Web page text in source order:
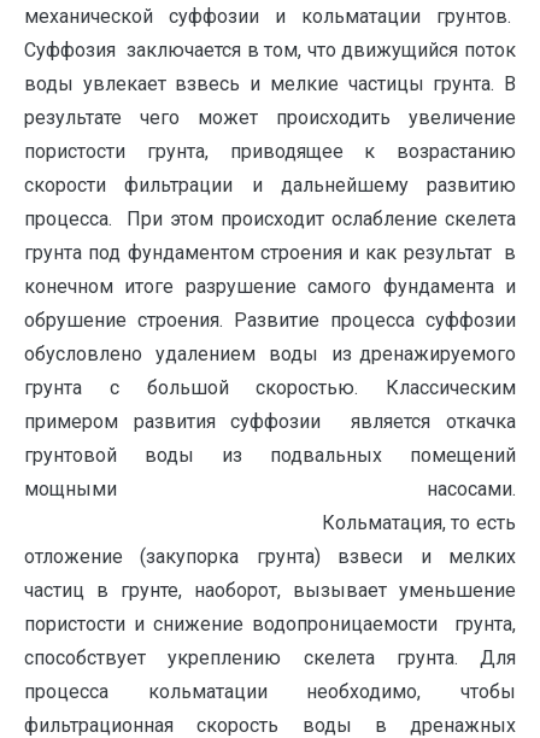
механической суффозии и кольматации грунтов.
Суффозия заключается в том, что движущийся поток
воды увлекает взвесь и мелкие частицы грунта. В
результате чего может происходить увеличение
пористости грунта, приводящее к возрастанию
скорости фильтрации и дальнейшему развитию
процесса. При этом происходит ослабление скелета
грунта под фундаментом строения и как результат в
конечном итоге разрушение самого фундамента и
обрушение строения. Развитие процесса суффозии
обусловлено удалением воды из дренажируемого
грунта с большой скоростью. Классическим
примером развития суффозии является откачка
грунтовой воды из подвальных помещений
мощными насосами.
Кольматация, то есть
отложение (закупорка грунта) взвеси и мелких
частиц в грунте, наоборот, вызывает уменьшение
пористости и снижение водопроницаемости грунта,
способствует укреплению скелета грунта. Для
процесса кольматации необходимо, чтобы
фильтрационная скорость воды в дренажных